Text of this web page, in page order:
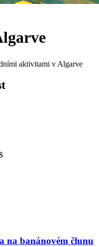
aktivitami v Algarve
na banánovém člunu